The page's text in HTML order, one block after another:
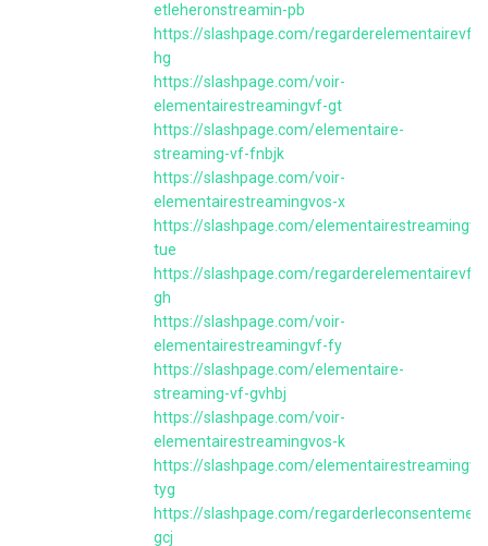
etleheronstreamin-pb
https://slashpage.com/
hg
https://slashpage.com/voir-
elementairestreamingvf-gt
https://slashpage.com/elementaire-
streaming-vf-fnbjk
https://slashpage.com/voir-
elementairestreamingvos-x
https://slashpage.com/
tue
https://slashpage.com/
gh
https://slashpage.com/voir-
elementairestreamingvf-fy
https://slashpage.com/elementaire-
streaming-vf-gvhbj
https://slashpage.com/voir-
elementairestreamingvos-k
https://slashpage.com/
tyg
https://slashpage.com/
gcj